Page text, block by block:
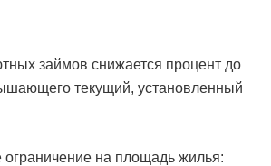
займов снижается процент до
текущий, установленный
ограничение на площадь жилья: